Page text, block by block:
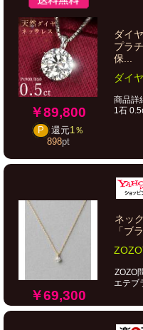
￥89,800
P 還元1％
898pt
ダイ
プラ
保...
ダイ
商品詳
1石
￥69,300
ネッ
「ブ
ZOZO
エテブ